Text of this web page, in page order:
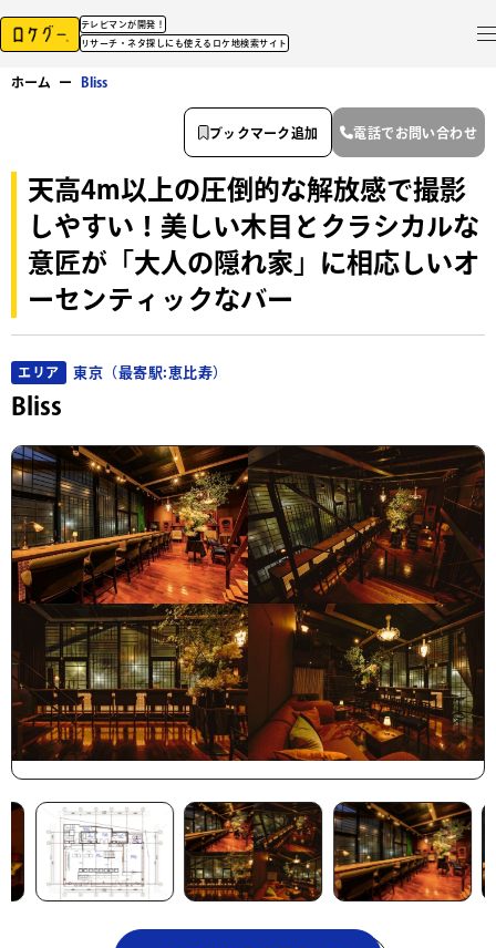
テレビマンが開発！
リサーチ・ネタ探しにも使えるロケ地検索サイト
ホーム ー Bliss
天高4m以上の圧倒的な解放感で撮影
しやすい！美しい木目とクラシカルな
意匠が「大人の隠れ家」に相応しいオ
ーセンティックなバー
エリア 東京（最寄駅:恵比寿）
Bliss
ブックマーク追加 電話でお問い合わせ